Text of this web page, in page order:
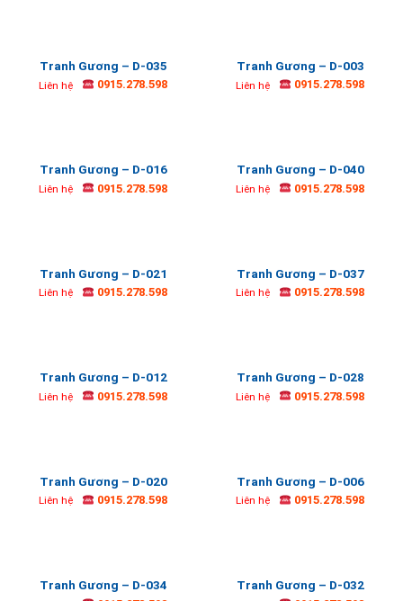
Tranh Gương – D-035
Liên hệ 0915.278.598
Tranh Gương – D-003
Liên hệ 0915.278.598
Tranh Gương – D-016
Liên hệ 0915.278.598
Tranh Gương – D-040
Liên hệ 0915.278.598
Tranh Gương – D-021
Liên hệ 0915.278.598
Tranh Gương – D-037
Liên hệ 0915.278.598
Tranh Gương – D-012
Liên hệ 0915.278.598
Tranh Gương – D-028
Liên hệ 0915.278.598
Tranh Gương – D-020
Liên hệ 0915.278.598
Tranh Gương – D-006
Liên hệ 0915.278.598
Tranh Gương – D-034 Tranh Gương – D-032